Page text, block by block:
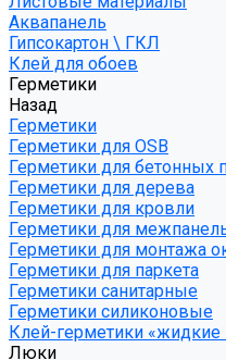
Аквапанель
Гипсокартон \ ГКЛ
Клей для обоев
Герметики
Назад
Герметики
Герметики для OSB
Герметики для бетонных
Герметики для дерева
Герметики для кровли
Герметики для
Герметики для монтажа
Герметики для паркета
Герметики санитарные
Герметики силиконовые
Клей-герметики «жидкие
Люки